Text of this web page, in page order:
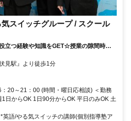
スイッチグループ / スクール
つ経験や知識をGET☆授業の隙間時間
見駅』より徒歩1分
20～21：00 (時間・曜日応相談) ＜勤務
日からOK 1日90分からOK 平日のみOK 土
語/やる気スイッチの講師(個別指導塾ア